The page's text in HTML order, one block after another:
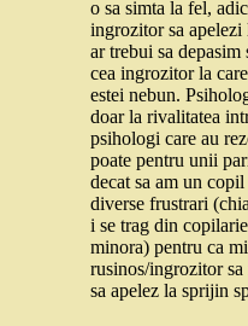
o sa simta la fel,
ingrozitor sa
ar trebui sa
cea ingrozitor la
estei nebun.
doar la rivalitatea
psihologi care au
poate pentru unii
decat sa am un
diverse frustrari
i se trag din
minora) pentru ca
rusinos/ingrozitor
sa apelez la sprijin